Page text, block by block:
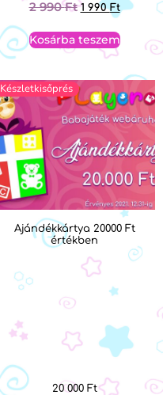
2 990Ft 1 990Ft
Kosárba teszem
Készletkisőprés
Ajándékkártya 20000 Ft
értékben
20 000 Ft